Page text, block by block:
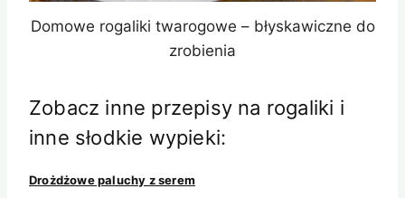
Domowe rogaliki twarogowe – błyskawiczne do
zrobienia
Zobacz inne przepisy na rogaliki i
inne słodkie wypieki:
Drożdżowe paluchy z serem